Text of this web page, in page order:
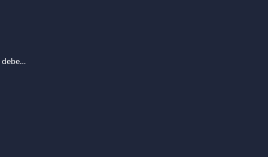
Jak mogę zamówić nową firmową kartę debetową?